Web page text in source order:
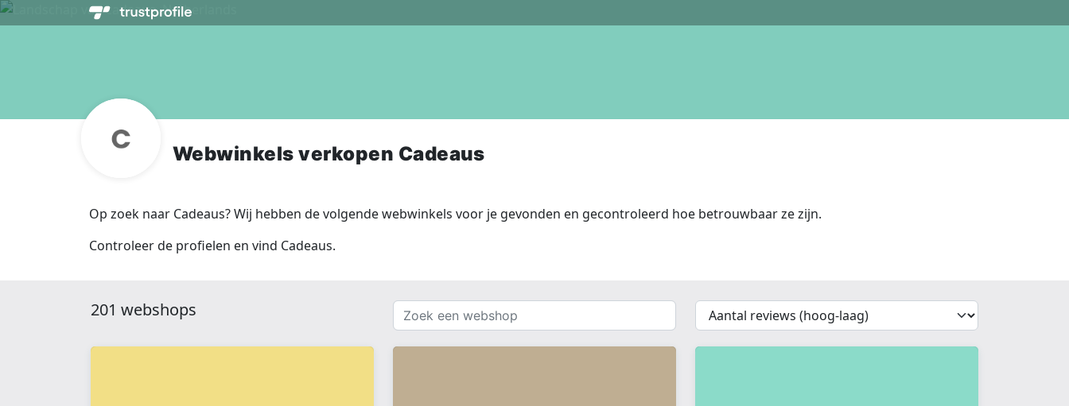
Webwinkels verkopen Cadeaus
Op zoek naar Cadeaus? Wij hebben de volgende webwinkels voor je gevonden en gecontroleerd hoe betrouwbaar ze zijn.
Controleer de profielen en vind Cadeaus.
201 webshops
Zoek
een
webshop
{{
__('Sort')
}}